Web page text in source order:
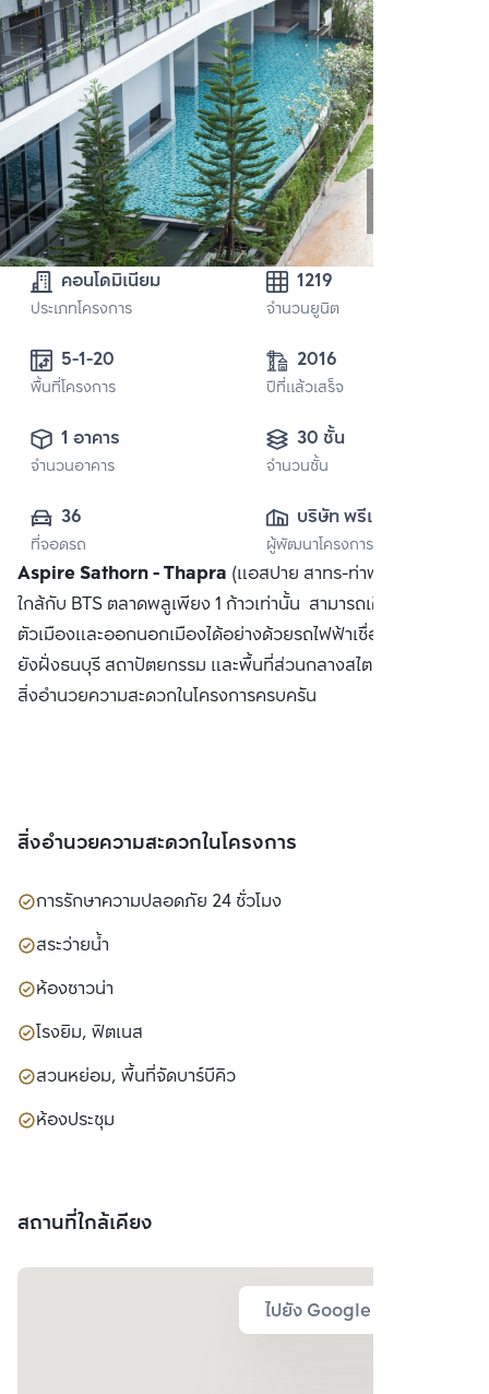
คอนโดมิเนียม
ประเภทโครงการ
1219
จำนวนยูนิต
5-1-20
พื้นที่โครงการ
2016
ปีที่แล้วเสร็จ
1 อาคาร
จำนวนอาคาร
30 ชั้น
จำนวนชั้น
36
ที่จอดรถ
บริษัท พรีเมี่ยม เรส
ซิเดนซ์ จำกัด
ผู้พัฒนาโครงการ
Aspire Sathorn - Thapra (แอสปาย สาทร-ท่าพระ) คอนโดที่
ใกล้กับ BTS ตลาดพลูเพียง 1 ก้าวเท่านั้น สามารถเดินทางเข้าสู่
ตัวเมืองและออกนอกเมืองได้อย่างด้วยรถไฟฟ้าเชื่อมต่อสาทรไป
ยังฝั่งธนบุรี สถาปัตยกรรม และพื้นที่ส่วนกลางสไตล์ญี่ปุ่น พร้อม
สิ่งอำนวยความสะดวกในโครงการครบครัน
สิ่งอำนวยความสะดวกในโครงการ
การรักษาความปลอดภัย 24 ชั่วโมง
สระว่ายน้ำ
ห้องซาวน่า
โรงยิม, ฟิตเนส
สวนหย่อม, พื้นที่จัดบาร์บีคิว
ห้องประชุม
สถานที่ใกล้เคียง
ไปยัง Google Map